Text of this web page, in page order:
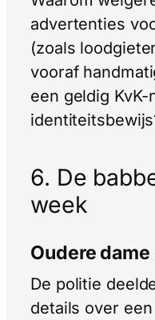
advertenties
(zoals
vooraf
een geldig
6. De
week
Oudere
De politie
details over